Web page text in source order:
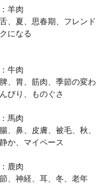
羊肉
、夏、思春期、フレンド
になる
牛肉
、胃、筋肉、季節の変わ
びり、ものぐさ
馬肉
、鼻、皮膚、被毛、秋、
か、マイペース
鹿肉
、神経、耳、冬、老年